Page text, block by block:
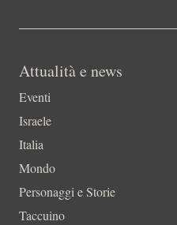
Attualità e news
Eventi
Israele
Italia
Mondo
Personaggi e Storie
Taccuino